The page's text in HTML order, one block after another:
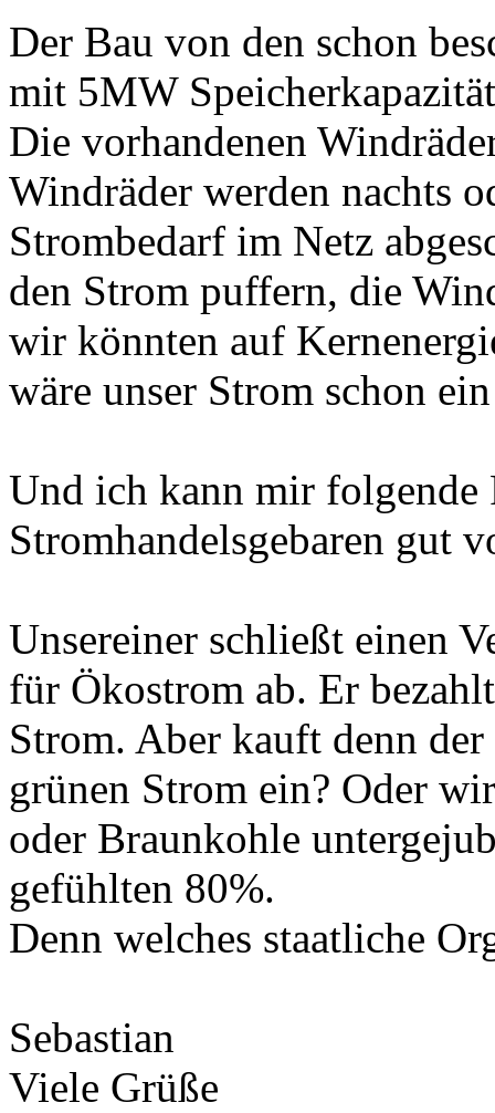
Der Bau von den schon
mit 5MW
Die vorhandenen
Windräder werden nachts
Strombedarf im Netz
den Strom puffern, die
wir könnten auf
wäre unser Strom schon
Und ich kann mir folgende
Stromhandelsgebaren gut
Unsereiner schließt einen
für Ökostrom ab. Er
Strom. Aber kauft denn
grünen Strom ein? Oder
oder Braunkohle
gefühlten 80%.
Denn welches staatliche
Sebastian
Viele Grüße